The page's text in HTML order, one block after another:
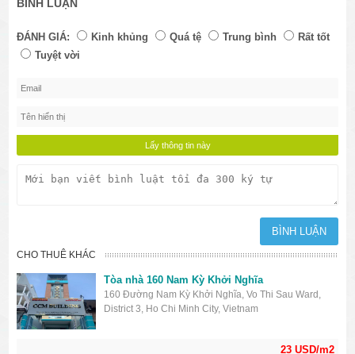
BÌNH LUẬN
ĐÁNH GIÁ: Kinh khủng Quá tệ Trung bình
Rất tốt
Tuyệt vời
CHO THUÊ KHÁC
23 USD/m2
Tòa nhà 160 Nam Kỳ Khởi Nghĩa
160 Đường Nam Kỳ Khởi Nghĩa, Vo Thi Sau Ward,
District 3, Ho Chi Minh City, Vietnam